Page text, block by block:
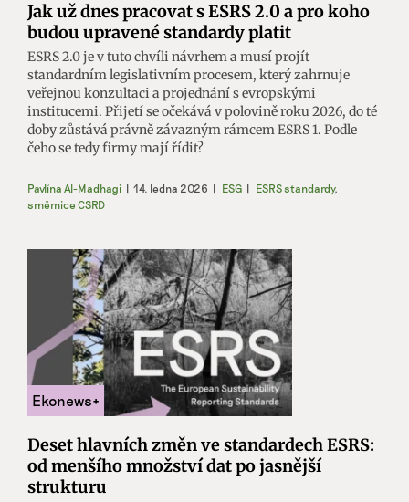
Jak už dnes pracovat s ESRS 2.0 a pro koho
budou upravené standardy platit
ESRS 2.0 je v tuto chvíli návrhem a musí projít
standardním legislativním procesem, který zahrnuje
veřejnou konzultaci a projednání s evropskými
institucemi. Přijetí se očekává v polovině roku 2026, do té
doby zůstává právně závazným rámcem ESRS 1. Podle
čeho se tedy firmy mají řídit?
Pavlína Al-Madhagi | 14. ledna 2026 | ESG | ESRS standardy,
směrnice CSRD
Deset hlavních změn ve standardech ESRS:
od menšího množství dat po jasnější
strukturu